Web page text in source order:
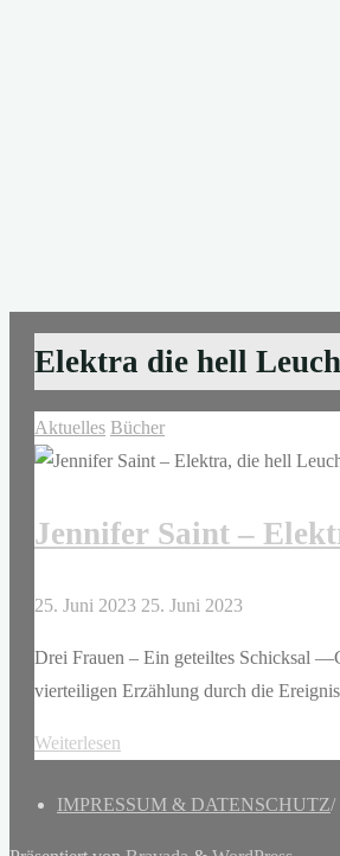
Elektra die hell
Aktuelles Bücher
Jennifer Saint –
25. Juni 2023 25. Juni 2023
Drei Frauen – Ein geteiltes Schicksal
vierteiligen Erzählung durch die
Weiterlesen
–
IMPRESSUM & DATENSCHUTZ/